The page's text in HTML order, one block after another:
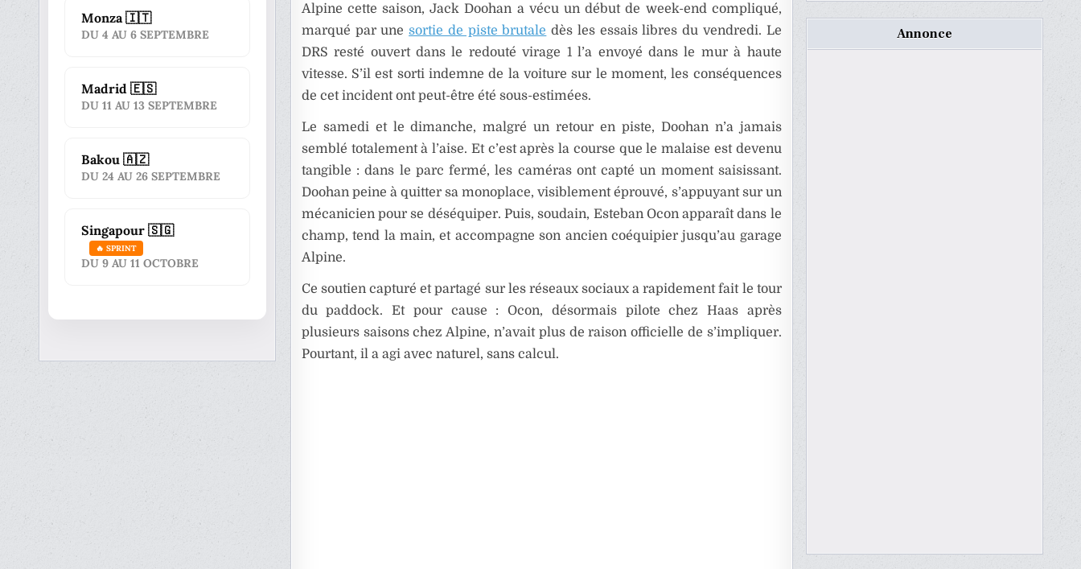
Alpine cette saison, Jack Doohan a vécu un début de week-end compliqué,
marqué par unesortie de piste brutale dès les essais libres du vendredi. Le
DRS resté ouvert dans le redouté virage 1 l’a envoyé dans le mur à haute
vitesse. S’il est sorti indemne de la voiture sur le moment, les conséquences
de cet incident ont peut-être été sous-estimées.
Le samedi et le dimanche, malgré un retour en piste, Doohan n’a jamais
semblé totalement à l’aise. Et c’est après la course que le malaise est devenu
tangible : dans le parc fermé, les caméras ont capté un moment saisissant.
Doohan peine à quitter sa monoplace, visiblement éprouvé, s’appuyant sur un
mécanicien pour se déséquiper. Puis, soudain, Esteban Ocon apparaît dans le
champ, tend la main, et accompagne son ancien coéquipier jusqu’au garage
Alpine.
Ce soutien capturé et partagé sur les réseaux sociaux a rapidement fait le tour
du paddock. Et pour cause : Ocon, désormais pilote chez Haas après
plusieurs saisons chez Alpine, n’avait plus de raison officielle de s’impliquer.
Pourtant, il a agi avec naturel, sans calcul.
Monza 🇮🇹
DU 4 AU 6 SEPTEMBRE
Madrid 🇪🇸
DU 11 AU 13 SEPTEMBRE
Bakou 🇦🇿
DU 24 AU 26 SEPTEMBRE
Singapour 🇸🇬
🔥 SPRINT
DU 9 AU 11 OCTOBRE
Annonce